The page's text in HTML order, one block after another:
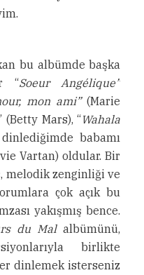
bu albümde başka
“Soeur Angélique”
mon ami”(Marie
(Betty Mars), “Wahala
babamı
Vartan) oldular. Bir
melodik zenginliği ve
çok açık bu
yakışmış bence.
du Malalbümünü,
birlikte
dinlemek isterseniz